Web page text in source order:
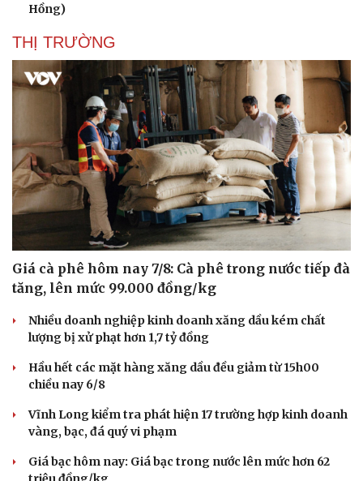
Sức khỏe
Cây thuốc
Sản phụ khoa
Nam khoa
Làm đẹp - giảm cân
Phòng mạch online
Ăn sạch sống khỏe
Đời sống
Blog
Tình yêu - Gia đình
Hồng)
THỊ TRƯỜNG
Giá cà phê hôm nay 7/8: Cà phê trong nước tiếp đà
tăng, lên mức 99.000 đồng/kg
Nhiều doanh nghiệp kinh doanh xăng dầu kém chất
lượng bị xử phạt hơn 1,7 tỷ đồng
Hầu hết các mặt hàng xăng dầu đều giảm từ 15h00
chiều nay 6/8
Vĩnh Long kiểm tra phát hiện 17 trường hợp kinh doanh
vàng, bạc, đá quý vi phạm
Giá bạc hôm nay: Giá bạc trong nước lên mức hơn 62